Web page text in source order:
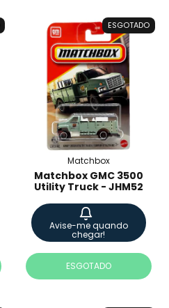
ESGOTADO
Matchbox
Matchbox GMC 3500
Utility Truck - JHM52
Avise-me quando
chegar!
ESGOTADO